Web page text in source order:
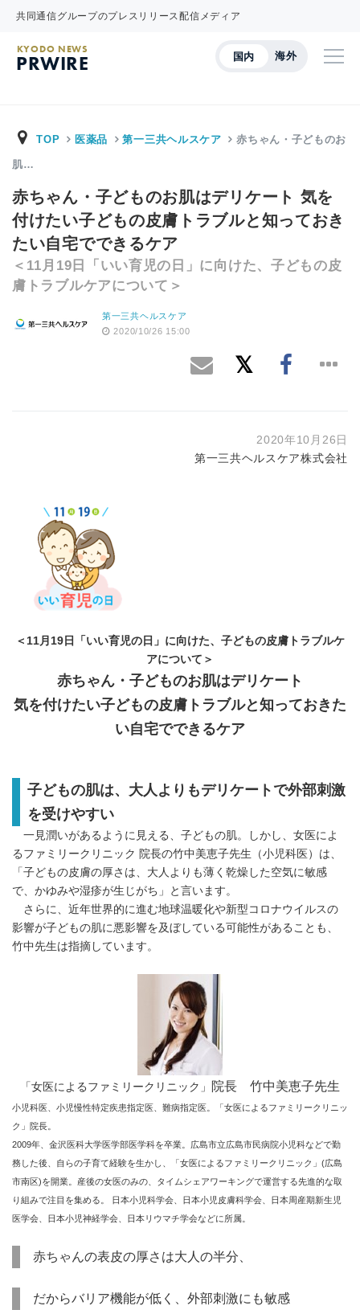
共同通信グループのプレスリリース配信メディア
国内 海外
KYODO NEWS
PRWIRE
TOP 医薬品 第一三共ヘルスケア 赤ちゃん・子どものお
肌…
赤ちゃん・子どものお肌はデリケート 気を
付けたい子どもの皮膚トラブルと知っておき
たい自宅でできるケア
＜11月19日「いい育児の日」に向けた、子どもの皮
膚トラブルケアについて＞
第一三共ヘルスケア
2020/10/26 15:00
2020年10月26日
第一三共ヘルスケア株式会社
＜11月19日「いい育児の日」に向けた、子どもの皮膚トラブルケ
アについて＞
赤ちゃん・子どものお肌はデリケート
気を付けたい子どもの皮膚トラブルと知っておきた
い自宅でできるケア
子どもの肌は、大人よりもデリケートで外部刺激
を受けやすい
一見潤いがあるように見える、子どもの肌。しかし、女医によ
るファミリークリニック 院長の竹中美恵子先生（小児科医）は、
「子どもの皮膚の厚さは、大人よりも薄く乾燥した空気に敏感
で、かゆみや湿疹が生じがち」と言います。
さらに、近年世界的に進む地球温暖化や新型コロナウイルスの
影響が子どもの肌に悪影響を及ぼしている可能性があることも、
竹中先生は指摘しています。
「女医によるファミリークリニック」 院長 竹中美恵子先生
小児科医、小児慢性特定疾患指定医、難病指定医。「女医によるファミリークリニッ
ク」院長。
2009年、金沢医科大学医学部医学科を卒業。広島市立広島市民病院小児科などで勤
務した後、自らの子育て経験を生かし、「女医によるファミリークリニック」(広島
市南区)を開業。産後の女医のみの、タイムシェアワーキングで運営する先進的な取
り組みで注目を集める。 日本小児科学会、日本小児皮膚科学会、日本周産期新生児
医学会、日本小児神経学会、日本リウマチ学会などに所属。
赤ちゃんの表皮の厚さは大人の半分、
だからバリア機能が低く、外部刺激にも敏感